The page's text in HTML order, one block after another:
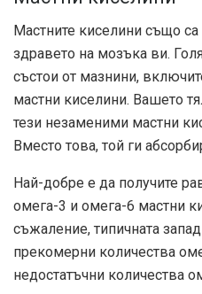
Мастните киселини също
здравето на мозъка ви.
състои от мазнини,
мастни киселини. Вашето
тези незаменими мастни
Вместо това, той ги
Най-добре е да получите
омега-3 и омега-6 мастни
съжаление, типичната
прекомерни количества
недостатъчни количества